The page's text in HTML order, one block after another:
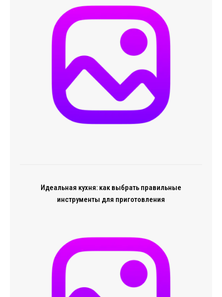
Идеальная кухня: как выбрать правильные
инструменты для приготовления